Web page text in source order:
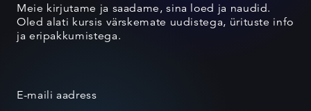
Meie kirjutame ja saadame, sina loed ja naudid.
Oled alati kursis värskemate uudistega, ürituste info
ja eripakkumistega.
E-maili aadress